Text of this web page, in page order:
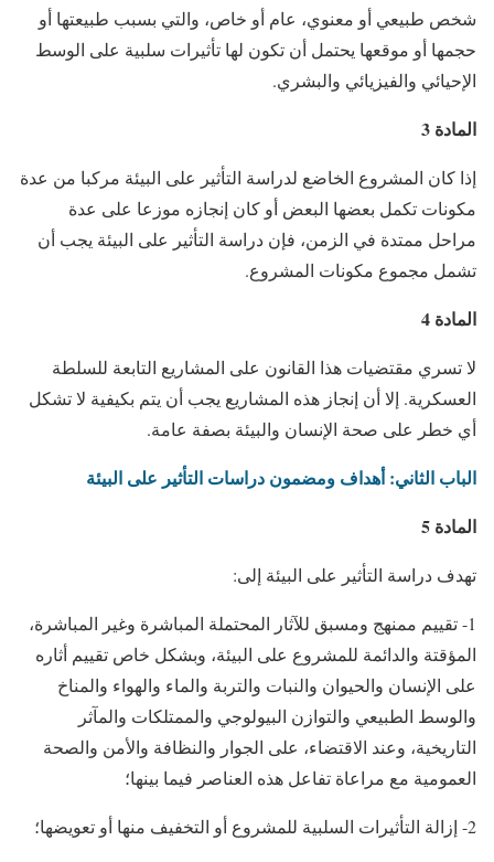
شخص طبيعي أو معنوي، عام أو خاص، والتي بسبب طبيعتها أو
حجمها أو موقعها يحتمل أن تكون لها تأثيرات سلبية على الوسط
الإحيائي والفيزيائي والبشري.
المادة 3
إذا كان المشروع الخاضع لدراسة التأثير على البيئة مركبا من عدة
مكونات تكمل بعضها البعض أو كان إنجازه موزعا على عدة
مراحل ممتدة في الزمن، فإن دراسة التأثير على البيئة يجب أن
تشمل مجموع مكونات المشروع.
المادة 4
لا تسري مقتضيات هذا القانون على المشاريع التابعة للسلطة
العسكرية. إلا أن إنجاز هذه المشاريع يجب أن يتم بكيفية لا تشكل
أي خطر على صحة الإنسان والبيئة بصفة عامة.
الباب الثاني: أهداف ومضمون دراسات التأثير على البيئة
المادة 5
تهدف دراسة التأثير على البيئة إلى:
1- تقييم ممنهج ومسبق للآثار المحتملة المباشرة وغير المباشرة،
المؤقتة والدائمة للمشروع على البيئة، وبشكل خاص تقييم أثاره
على الإنسان والحيوان والنبات والتربة والماء والهواء والمناخ
والوسط الطبيعي والتوازن البيولوجي والممتلكات والمآثر
التاريخية، وعند الاقتضاء، على الجوار والنظافة والأمن والصحة
العمومية مع مراعاة تفاعل هذه العناصر فيما بينها؛
2- إزالة التأثيرات السلبية للمشروع أو التخفيف منها أو تعويضها؛